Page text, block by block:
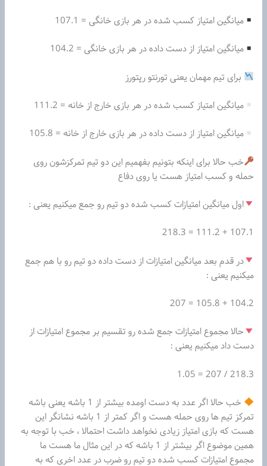
میانگین امتیاز کسب شده در هر بازی خانگی = 107.1
میانگین امتیاز از دست داده در هر بازی خانگی = 104.2
برای تیم مهمان یعنی تورنتو رپتورز
میانگین امتیاز کسب شده در هر بازی خارج از خانه = 111.2
میانگین امتیاز از دست داده در هر بازی خارج از خانه = 105.8
خب حالا برای اینکه بتونیم بفهمیم این دو تیم تمرکزشون روی
حمله و کسب امتیاز هست یا روی دفاع
اول میانگین امتیازات کسب شده دو تیم رو جمع میکنیم یعنی :
107.1 + 111.2 = 218.3
در قدم بعد میانگین امتیازات از دست داده دو تیم رو با هم جمع
میکنیم یعنی :
104.2 + 105.8 = 207
حالا مجموع امتیازات جمع شده رو تقسیم بر مجموع امتیازات از
دست داد میکنیم یعنی :
218.3 / 207 = 1.05
خب حالا اگر عدد به دست اومده بیشتر از 1 باشه یعنی باشه
تمرکز تیم ها روی حمله هست و اگر کمتر از 1 باشه نشانگر این
هست که بازی امتیاز زیادی نخواهد داشت احتمالا ، خب با توجه به
همین موضوع اگر بیشتر از 1 باشه که در این مثال ما هست ما
مجموع امتیازات کسب شده دو تیم رو ضرب در عدد اخری که به